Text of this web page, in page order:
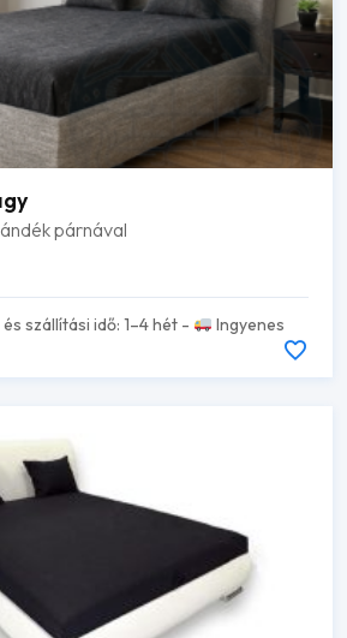
párnával
szállítási idő: 1–4 hét -
Ingyenes